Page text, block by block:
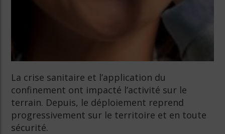
La crise sanitaire et l’application du
confinement ont impacté l’activité sur le
terrain. Depuis, le déploiement reprend
progressivement sur le territoire et en toute
sécurité.